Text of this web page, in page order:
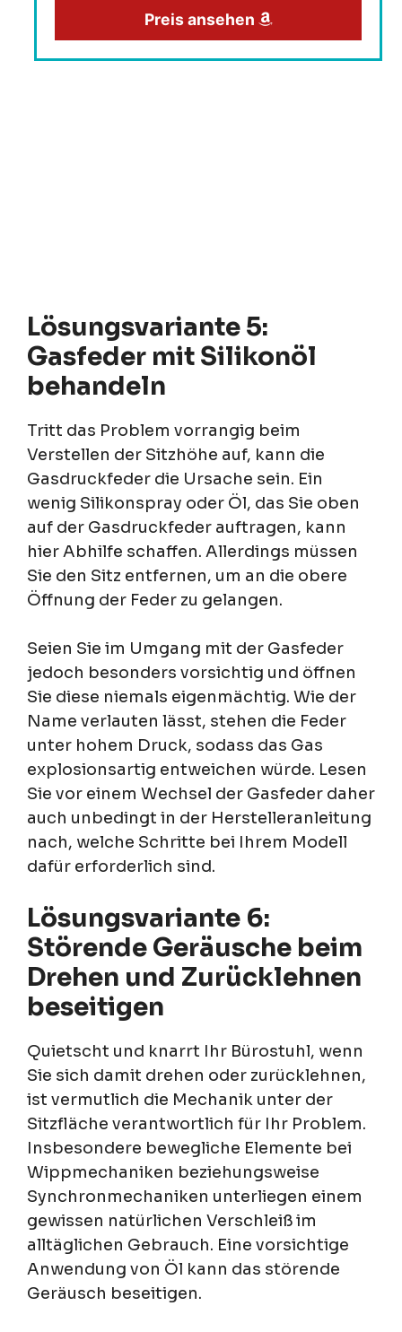
Preis ansehen
Lösungsvariante 5:
Gasfeder mit Silikonöl
behandeln
Tritt das Problem vorrangig beim
Verstellen der Sitzhöhe auf, kann die
Gasdruckfeder die Ursache sein. Ein
wenig Silikonspray oder Öl, das Sie oben
auf der Gasdruckfeder auftragen, kann
hier Abhilfe schaffen. Allerdings müssen
Sie den Sitz entfernen, um an die obere
Öffnung der Feder zu gelangen.
Seien Sie im Umgang mit der Gasfeder
jedoch besonders vorsichtig und öffnen
Sie diese niemals eigenmächtig. Wie der
Name verlauten lässt, stehen die Feder
unter hohem Druck, sodass das Gas
explosionsartig entweichen würde. Lesen
Sie vor einem Wechsel der Gasfeder daher
auch unbedingt in der Herstelleranleitung
nach, welche Schritte bei Ihrem Modell
dafür erforderlich sind.
Lösungsvariante 6:
Störende Geräusche beim
Drehen und Zurücklehnen
beseitigen
Quietscht und knarrt Ihr Bürostuhl, wenn
Sie sich damit drehen oder zurücklehnen,
ist vermutlich die Mechanik unter der
Sitzfläche verantwortlich für Ihr Problem.
Insbesondere bewegliche Elemente bei
Wippmechaniken beziehungsweise
Synchronmechaniken unterliegen einem
gewissen natürlichen Verschleiß im
alltäglichen Gebrauch. Eine vorsichtige
Anwendung von Öl kann das störende
Geräusch beseitigen.